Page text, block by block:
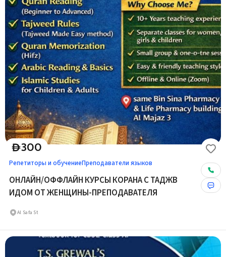
D300
Репетиторы и обучениеПреподаватели языков
ОНЛАЙН/ОФФЛАЙН КУРСЫ КОРАНА С ТАДЖВ
ИДОМ ОТ ЖЕНЩИНЫ-ПРЕПОДАВАТЕЛЯ
Al Safa St